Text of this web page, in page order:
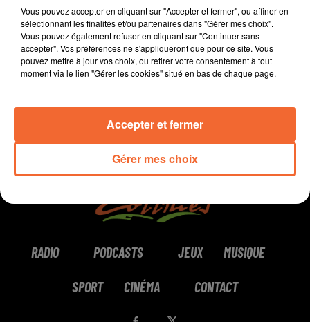
à Bressuire, vous propose son coup de coeur.
0:00 2 min 20 sec
RADIO PODCASTS JEUX MUSIQUE
SPORT CINÉMA CONTACT
Vous pouvez accepter en cliquant sur "Accepter et fermer", ou affiner en
sélectionnant les finalités et/ou partenaires dans "Gérer mes choix".
Vous pouvez également refuser en cliquant sur "Continuer sans
accepter". Vos préférences ne s'appliqueront que pour ce site. Vous
pouvez mettre à jour vos choix, ou retirer votre consentement à tout
moment via le lien "Gérer les cookies" situé en bas de chaque page.
Gérer mes choix
Accepter et fermer